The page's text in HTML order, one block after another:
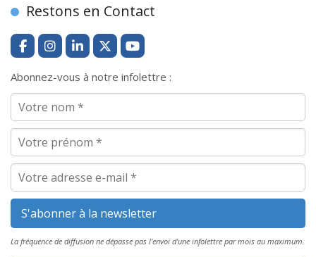
Restons en Contact
Abonnez-vous à notre infolettre :
La fréquence de diffusion ne dépasse pas l'envoi d'une infolettre par mois au maximum.